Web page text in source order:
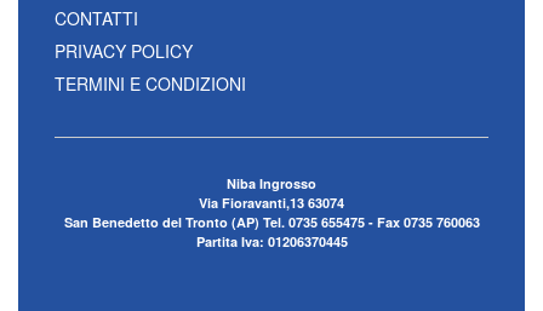
CONTATTI
PRIVACY POLICY
TERMINI E CONDIZIONI
Niba Ingrosso
Via Fioravanti,13 63074
San Benedetto del Tronto (AP) Tel. 0735 655475 - Fax 0735 760063
Partita Iva: 01206370445